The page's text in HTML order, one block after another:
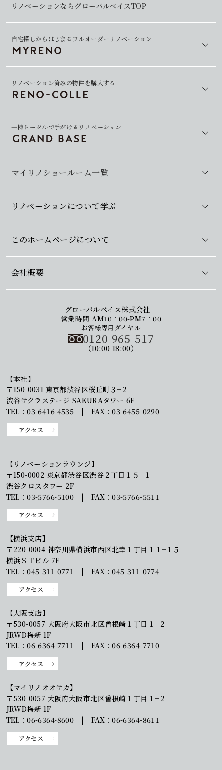
リノベーションならグローバルベイスTOP
自宅探しからはじまるフルオーダーリノベーション
マイリノショールーム一覧
リノベーション済みの物件を購入する
一棟トータルで手がけるリノベーション
リノベーションについて学ぶ
このホームページについて
会社概要
グローバルベイス株式会社
営業時間 AM10：00-PM7：00
お客様専用ダイヤル
0120-965-517
（10:00-18:00）
【本社】
〒150-0031 東京都渋谷区桜丘町３−２
渋谷サクラステージ SAKURAタワー 6F
TEL：03-6416-4535 | FAX：03-6455-0290
アクセス
【リノベーションラウンジ】
〒150-0002 東京都渋谷区渋谷２丁目１５−１
渋谷クロスタワー 2F
TEL：03-5766-5100 | FAX：03-5766-5511
アクセス
【横浜支店】
〒220-0004 神奈川県横浜市西区北幸１丁目１１−１５
横浜ＳＴビル 7F
TEL：045-311-0771 | FAX：045-311-0774
アクセス
【大阪支店】
〒530-0057 大阪府大阪市北区曾根崎１丁目１−２
JRWD梅新 1F
TEL：06-6364-7711 | FAX：06-6364-7710
アクセス
【マイリノオオサカ】
〒530-0057 大阪府大阪市北区曾根崎１丁目１−２
JRWD梅新 1F
TEL：06-6364-8600 | FAX：06-6364-8611
アクセス